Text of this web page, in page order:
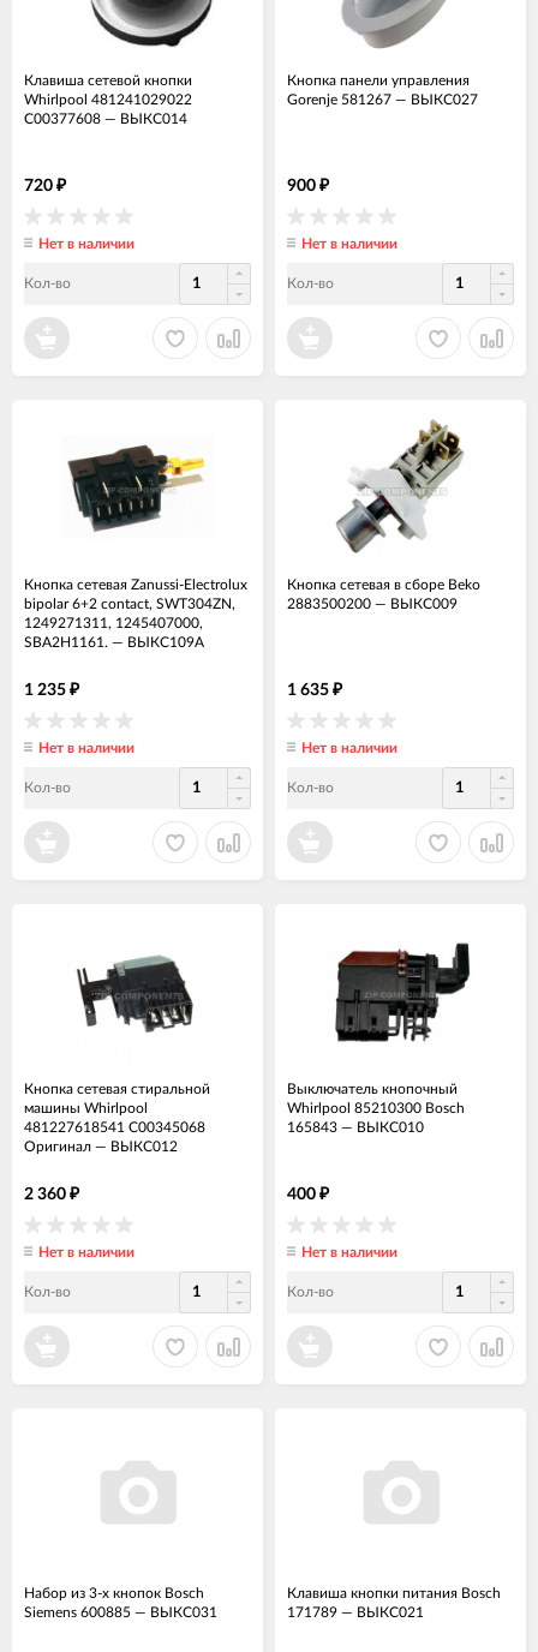
Клавиша сетевой кнопки
Whirlpool 481241029022
C00377608 — ВЫКС014
720 ₽
Нет в наличии
Кол-во
Кнопка панели управления
Gorenje 581267 — ВЫКС027
900 ₽
Нет в наличии
Кол-во
Кнопка сетевая Zanussi-Electrolux
bipolar 6+2 contact, SWT304ZN,
1249271311, 1245407000,
SBA2H1161. — ВЫКС109А
1 235 ₽
Нет в наличии
Кол-во
Кнопка сетевая в сборе Beko
2883500200 — ВЫКС009
1 635 ₽
Нет в наличии
Кол-во
Кнопка сетевая стиральной
машины Whirlpool
481227618541 C00345068
Оригинал — ВЫКС012
2 360 ₽
Нет в наличии
Кол-во
Выключатель кнопочный
Whirlpool 85210300 Bosch
165843 — ВЫКС010
400 ₽
Нет в наличии
Кол-во
Набор из 3-х кнопок Bosch
Siemens 600885 — ВЫКС031
Клавиша кнопки питания Bosch
171789 — ВЫКС021